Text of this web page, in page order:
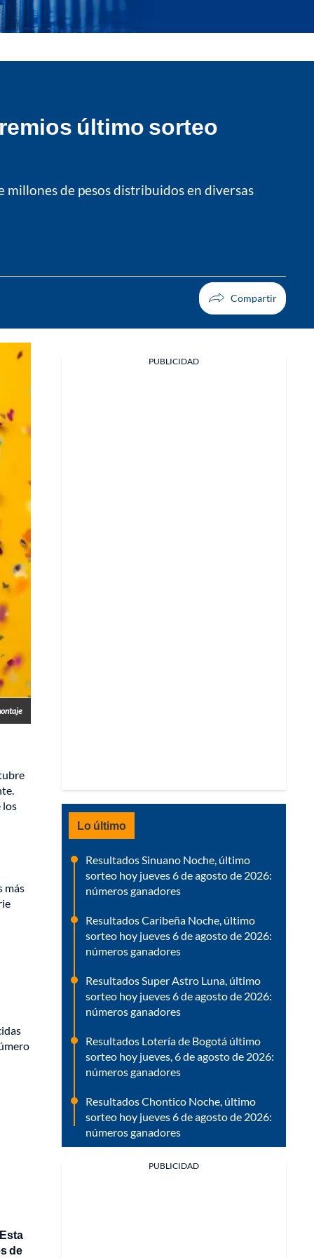
último sorteo
de pesos distribuidos en diversas
los
más
Esta
de
PUBLICIDAD
Lo último
Resultados Sinuano Noche, último
sorteo hoy jueves 6 de agosto de 2026:
números ganadores
Resultados Caribeña Noche, último
sorteo hoy jueves 6 de agosto de 2026:
números ganadores
Resultados Super Astro Luna, último
sorteo hoy jueves 6 de agosto de 2026:
números ganadores
Resultados Lotería de Bogotá último
sorteo hoy jueves, 6 de agosto de 2026:
números ganadores
Resultados Chontico Noche, último
sorteo hoy jueves 6 de agosto de 2026:
números ganadores
PUBLICIDAD